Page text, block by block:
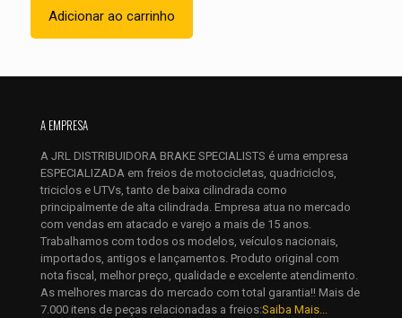
mail
*
Salvar meus dados neste navegador para a próxima vez que
eu comentar.
Adicionar ao carrinho
A EMPRESA
A JRL DISTRIBUIDORA BRAKE SPECIALISTS é uma empresa
ESPECIALIZADA em freios de motocicletas, quadriciclos,
triciclos e UTVs, tanto de baixa cilindrada como
principalmente de alta cilindrada. Empresa atua no mercado
com vendas em atacado e varejo a mais de 15 anos.
Trabalhamos com todos os modelos, veículos nacionais,
importados, antigos e lançamentos. Produto original com
nota fiscal, melhor preço, qualidade e excelente atendimento.
As melhores marcas do mercado com total garantia!! Mais de
7.000 itens de peças relacionadas a freios:Saiba Mais...